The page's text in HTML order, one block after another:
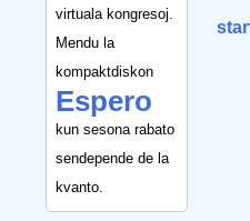
virtuala kongresoj.
Mendu la
kompaktdiskon
Espero
kun sesona rabato
sendepende de la
kvanto.